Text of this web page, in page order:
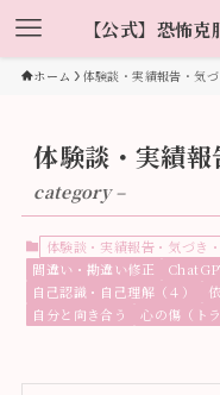
【公式】恐怖
ホーム 体験談・実績報告・気
体験談・実績
category –
体験談・実績報告・気づき
間違い・勘違い修正
自己認識・自己理解（４）
自分と向き合う
心の傷（トラ